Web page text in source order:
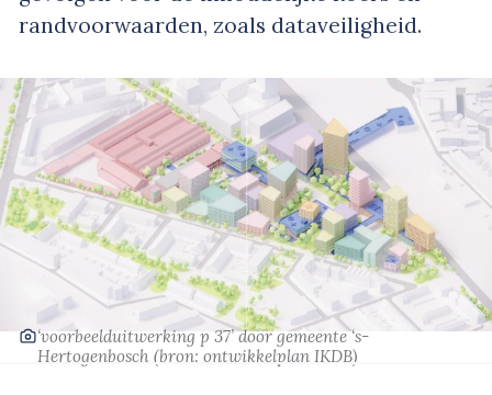
randvoorwaarden, zoals dataveiligheid.
‘voorbeelduitwerking p 37’door gemeente ‘s-
Hertogenbosch (bron: ontwikkelplan IKDB)